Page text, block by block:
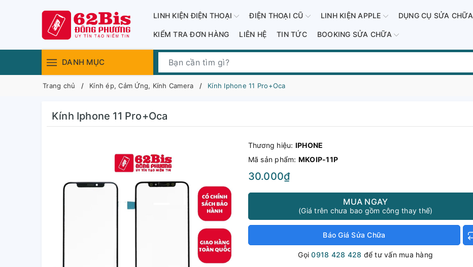
LINH KIỆN ĐIỆN THOẠI ĐIỆN THOẠI CŨ LINH KIỆN APPLE DỤNG CỤ SỬA CHỮA
KIỂM TRA ĐƠN HÀNG LIÊN HỆ TIN TỨC BOOKING SỬA CHỮA
DANH MỤC
Trang chủ Kính ép, Cảm Ứng, Kính Camera Kính Iphone 11 Pro+Oca
Kính Iphone 11 Pro+Oca
Thương hiệu: IPHONE
Mã sản phẩm: MKOIP-11P
30.000₫
MUA NGAY
(Giá trên chưa bao gồm công thay thế)
Báo Giá Sửa Chữa
Gọi0918 428 428 để tư vấn mua hàng